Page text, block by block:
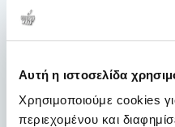
Αυτή η ιστοσελίδα
Χρησιμοποιούμε cookies
περιεχομένου και